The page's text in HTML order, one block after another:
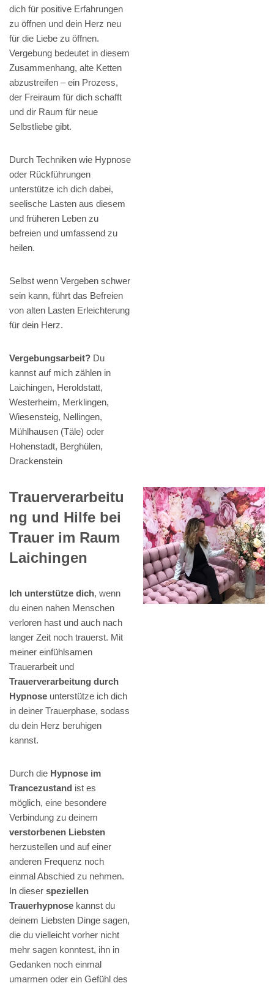
dich für positive Erfahrungen
zu öffnen und dein Herz neu
für die Liebe zu öffnen.
Vergebung bedeutet in diesem
Zusammenhang, alte Ketten
abzustreifen – ein Prozess,
der Freiraum für dich schafft
und dir Raum für neue
Selbstliebe gibt.
Durch Techniken wie Hypnose
oder Rückführungen
unterstütze ich dich dabei,
seelische Lasten aus diesem
und früheren Leben zu
befreien und umfassend zu
heilen.
Selbst wenn Vergeben schwer
sein kann, führt das Befreien
von alten Lasten Erleichterung
für dein Herz.
Vergebungsarbeit? Du
kannst auf mich zählen in
Laichingen, Heroldstatt,
Westerheim, Merklingen,
Wiesensteig, Nellingen,
Mühlhausen (Täle) oder
Hohenstadt, Berghülen,
Drackenstein
Trauerverarbeitu
ng und Hilfe bei
Trauer im Raum
Laichingen
Ich unterstütze dich, wenn
du einen nahen Menschen
verloren hast und auch nach
langer Zeit noch trauerst. Mit
meiner einfühlsamen
Trauerarbeit und
Trauerverarbeitung durch
Hypnose unterstütze ich dich
in deiner Trauerphase, sodass
du dein Herz beruhigen
kannst.
Durch die Hypnose im
Trancezustand ist es
möglich, eine besondere
Verbindung zu deinem
verstorbenen Liebsten
herzustellen und auf einer
anderen Frequenz noch
einmal Abschied zu nehmen.
In dieser speziellen
Trauerhypnose kannst du
deinem Liebsten Dinge sagen,
die du vielleicht vorher nicht
mehr sagen konntest, ihn in
Gedanken noch einmal
umarmen oder ein Gefühl des